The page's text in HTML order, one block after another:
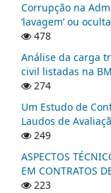
Corrupção na
‘lavagem’ ou
478
Análise da carga
civil listadas na
274
Um Estudo de
Laudos de
249
ASPECTOS
EM CONTRATOS
223